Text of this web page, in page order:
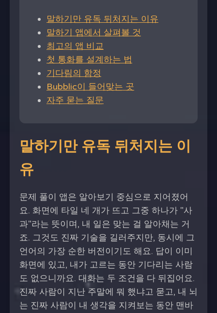
말하기만 유독 뒤처지는 이유
말하기 앱에서 살펴볼 것
최고의 앱 비교
첫 통화를 설계하는 법
기다림의 함정
Bubblic이 들어맞는 곳
자주 묻는 질문
말하기만 유독 뒤처지는 이
유
문제 풀이 앱은 알아보기 중심으로 지어졌어
요. 화면에 타일 네 개가 뜨고 그중 하나가 "사
과"라는 뜻이며, 내 일은 맞는 걸 알아채는 거
죠. 그것도 진짜 기술을 길러주지만, 동시에 그
언어의 가장 순한 버전이기도 해요. 답이 이미
화면에 있고, 내가 고르는 동안 기다리는 사람
도 없으니까요. 대화는 두 조건을 다 뒤집어요.
진짜 사람이 지난 주말에 뭐 했냐고 묻고, 내 뇌
는 진짜 사람이 내 생각을 지켜보는 동안 맨바